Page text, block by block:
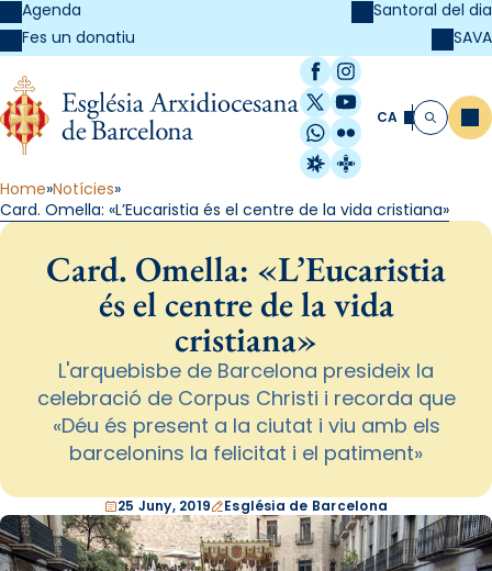
Agenda
Fes un donatiu
Santoral del dia
SAVA
Facebook
Instagram
X / Twitter
YouTube
WhatsApp
Flickr
Radio Estel
Catalunya
CA Cerca
Home Notícies
Card. Omella: «L’Eucaristia és el centre de la vida cristiana»
Card. Omella: «L’Eucaristia
és el centre de la vida
cristiana»
L'arquebisbe de Barcelona presideix la
celebració de Corpus Christi i recorda que
«Déu és present a la ciutat i viu amb els
barcelonins la felicitat i el patiment»
25 Juny, 2019 Església de Barcelona